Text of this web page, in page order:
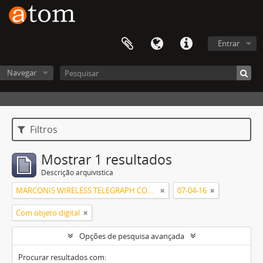
Entrar
Navegar
Filtros
Mostrar 1 resultados
Descrição arquivística
MARCONIS WIRELESS TELEGRAPH COMPANY, LIMITED 07-04-16
Com objeto digital
Opções de pesquisa avançada
Procurar resultados com: